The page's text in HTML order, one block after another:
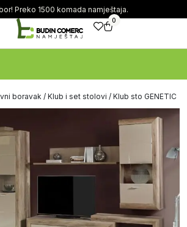
Preko 1500 komada namještaja.
0
boravak / Klub i set stolovi / Klub sto GENETIC